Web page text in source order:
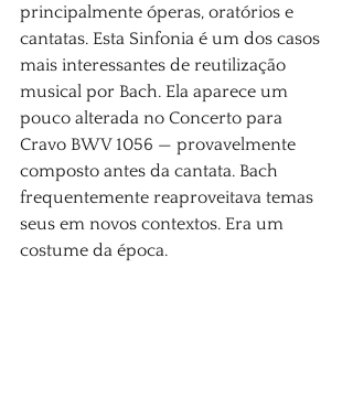
principalmente óperas, oratórios e
cantatas. Esta Sinfonia é um dos casos
mais interessantes de reutilização
musical por Bach. Ela aparece um
pouco alterada no Concerto para
Cravo BWV 1056 — provavelmente
composto antes da cantata. Bach
frequentemente reaproveitava temas
seus em novos contextos. Era um
costume da época.